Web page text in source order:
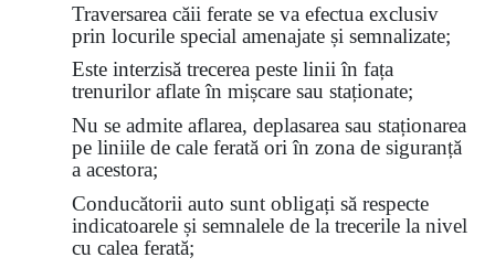
Traversarea căii ferate se va efectua exclusiv
prin locurile special amenajate și semnalizate;
Este interzisă trecerea peste linii în fața
trenurilor aflate în mișcare sau staționate;
Nu se admite aflarea, deplasarea sau staționarea
pe liniile de cale ferată ori în zona de siguranță
a acestora;
Conducătorii auto sunt obligați să respecte
indicatoarele și semnalele de la trecerile la nivel
cu calea ferată;